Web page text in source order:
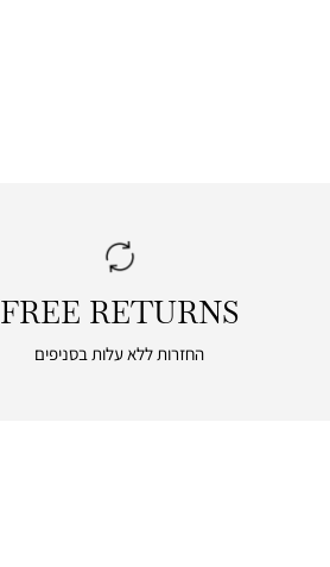
|
returns
FREE RETURNS
החזרות ללא עלות בסניפים